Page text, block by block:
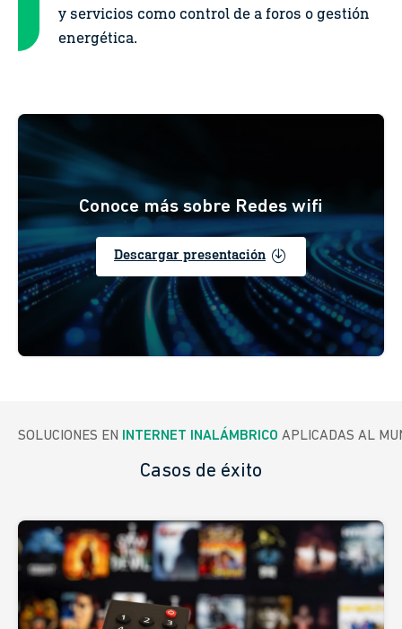
y servicios como control de a foros o gestión
energética.
Conoce más sobre Redes wifi
Descargar presentación enable
SOLUCIONES EN INTERNET INALÁMBRICO APLICADAS AL
Casos de éxito